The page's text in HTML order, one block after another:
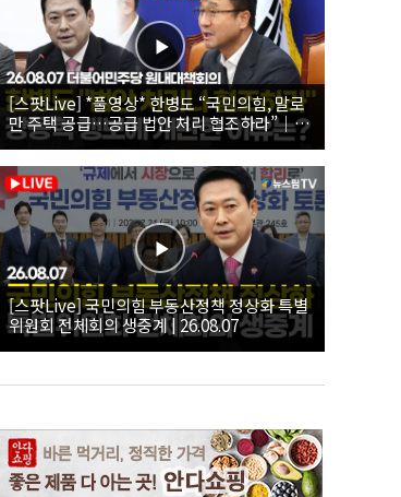
[스팟Live] *풀영상* 한병도 “국민의힘, 말로
만 주택 공급…공급 법안 처리 협조하라”｜
26.08.07 더불어민주당 원내대책회의
[스팟Live] 국민의힘 부동산정책 정상화 특별
위원회 전체회의 생중계 | 26.08.07